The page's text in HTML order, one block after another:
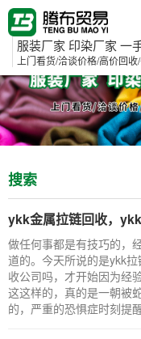
服装厂家 印染厂家 一
上门看货/洽谈价格/高价回
搜索
ykk金属拉链回收，ykk树脂拉链
做任何事都是有技巧的，
道的。今天所说的是ykk
收公司吗，才开始因为经
这这样的，真的是一朝被
的，严重的恐惧症时刻提